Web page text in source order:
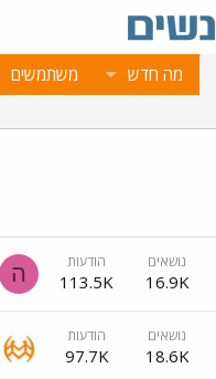
מה חדש משתמשים
נושאים
16.9K
הודעות
113.5K ה
נושאים
18.6K
הודעות
97.7K